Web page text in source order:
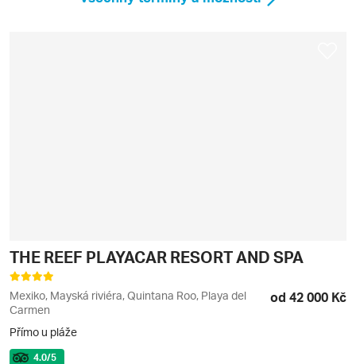
THE REEF PLAYACAR RESORT AND SPA
Mexiko, Mayská riviéra, Quintana Roo, Playa del
Carmen
od 42 000 Kč
Přímo u pláže
4.0/5